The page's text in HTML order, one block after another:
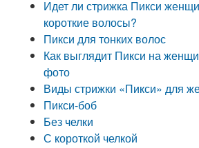
Идет ли стрижка Пикси
короткие волосы?
Пикси для тонких волос
Как выглядит Пикси на
фото
Виды стрижки «Пикси» для
Пикси-боб
Без челки
С короткой челкой